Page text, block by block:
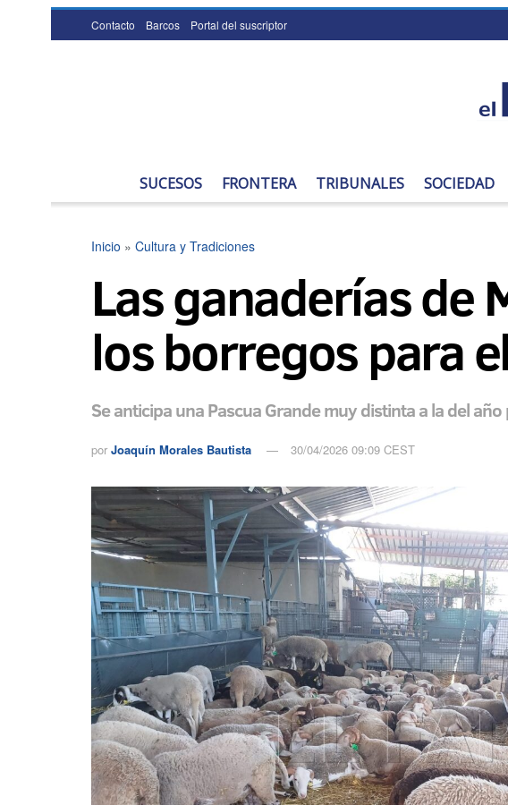
Contacto Barcos Portal del suscriptor
SUCESOS FRONTERA TRIBUNALES SOCIEDAD
Inicio » Cultura y Tradiciones
Las ganaderías de
los borregos para
Se anticipa una Pascua Grande muy distinta a la del
por Joaquín Morales Bautista 30/04/2026 09:09 CEST